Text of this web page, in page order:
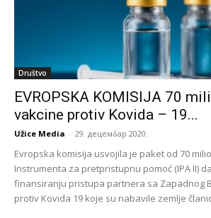
Društvo
EVROPSKA KOMISIJA 70
vakcine protiv Kovida – 19...
Užice Media - 29. децембар 2020.
Evropska komisija usvojila je paket od 70
Instrumenta za pretpristupnu pomoć (IPA II)
finansiranju pristupa partnera sa Zapadnog
protiv Kovida 19 koje su nabavile zemlje